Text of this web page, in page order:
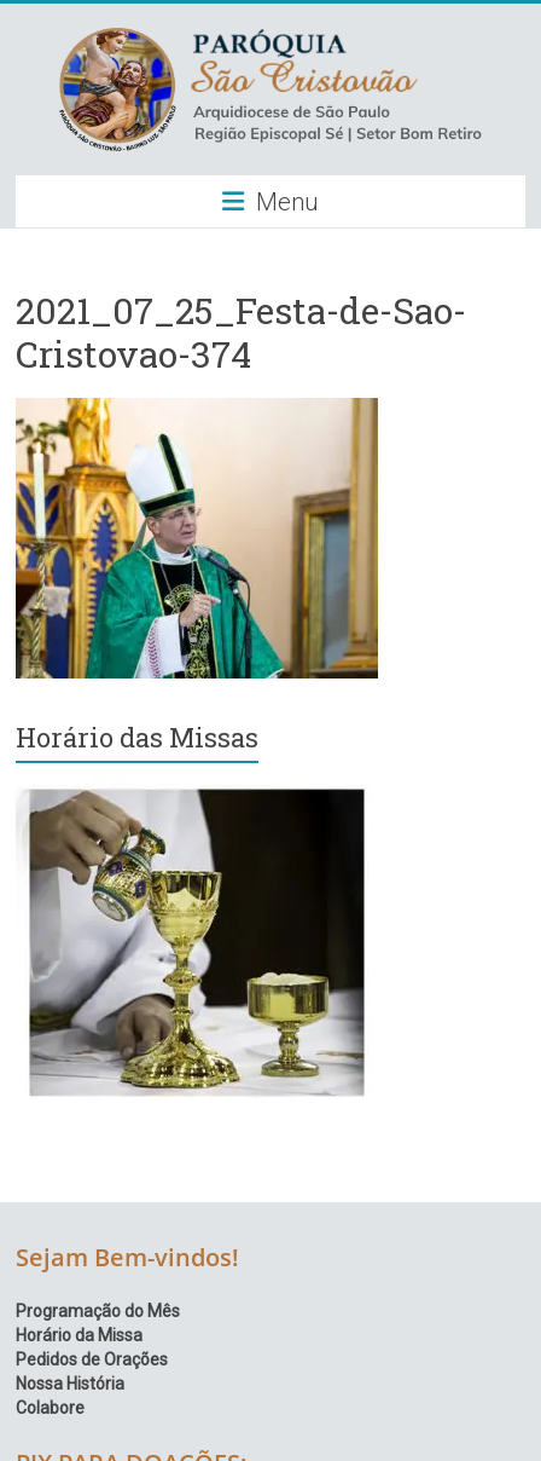
content
Paróquia
São
–
Luz
Arquidiocese
de
São
Paulo
–
Região
Episcopal
Sé
–
Setor
Retiro
Menu
2021_07_25_Festa-de-Sao-
Cristovao-374
Horário das Missas
Sejam Bem-vindos!
Programação do Mês
Horário da Missa
Pedidos de Orações
Nossa História
Colabore